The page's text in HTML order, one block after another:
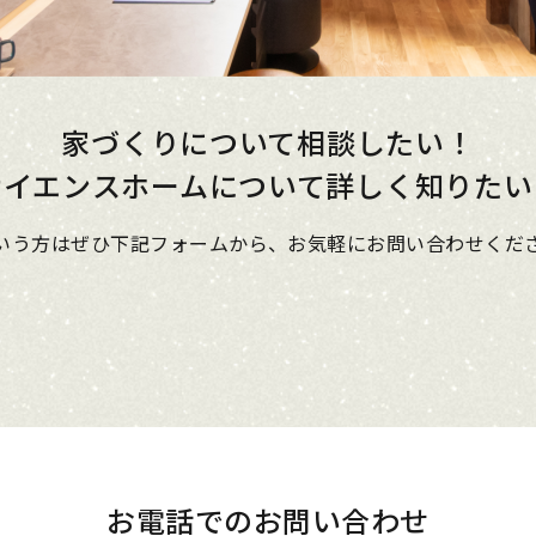
家づくりについて相談したい！
エンスホームについて詳しく知りた
う方はぜひ下記フォームから、 お気軽にお問い合わせくだ
お電話でのお問い合わせ